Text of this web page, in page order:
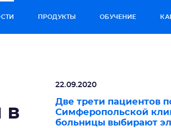
ПРОДУКТЫ ОБУЧЕНИЕ
в
22.09.2020
Две трети пациентов
Симферопольской
больницы выбирают